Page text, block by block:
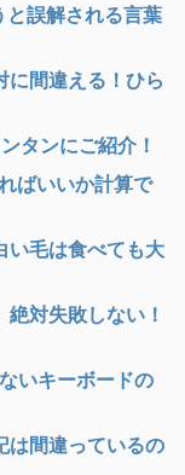
誤解される言葉
に間違える！ひら
タンにご紹介！
ばいいか計算で
い毛は食べても大
対失敗しない！
いキーボードの
は間違っているの